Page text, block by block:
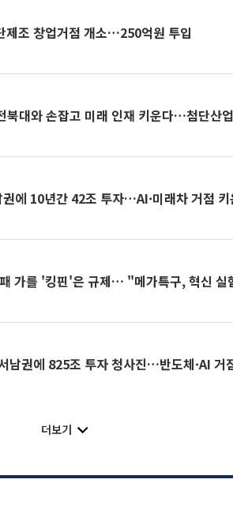
제조 창업거점 개소…250억원 투입
북대와 손잡고 미래 인재 키운다…첨단산
에 10년간 42조 투자…AI·미래차 거점
가를 '킹핀'은 규제… "메가특구, 혁신 실
남권에 825조 투자 청사진…반도체·AI 거
더보기